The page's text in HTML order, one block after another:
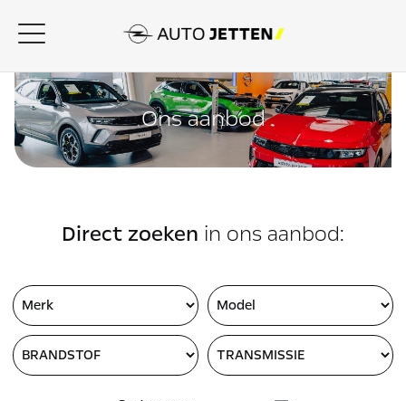
Ons aanbod
Direct zoeken in ons aanbod: